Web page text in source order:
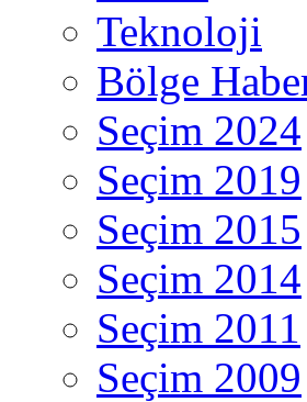
Teknoloji
Bölge
Seçim 2024
Seçim 2019
Seçim 2015
Seçim 2014
Seçim 2011
Seçim 2009